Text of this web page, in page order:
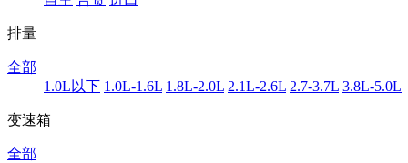
排量
全部
1.0L以下 1.0L-1.6L 1.8L-2.0L 2.1L-2.6L 2.7-3.7L 3.8L-5.0L
变速箱
全部